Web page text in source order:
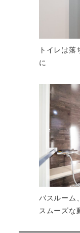
トイレは
に
バスルーム
スムーズな